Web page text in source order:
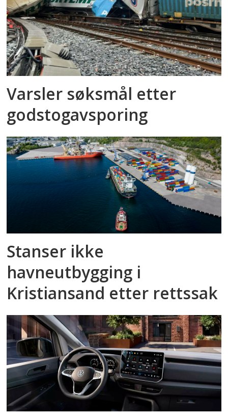
Varsler søksmål etter
godstog­avsporing
Stanser ikke
havneutbygging i
Kristiansand etter rettssak